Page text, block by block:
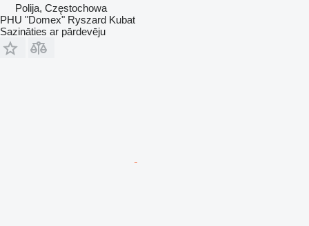
Polija, Częstochowa
PHU "Domex" Ryszard Kubat
Sazināties ar pārdevēju